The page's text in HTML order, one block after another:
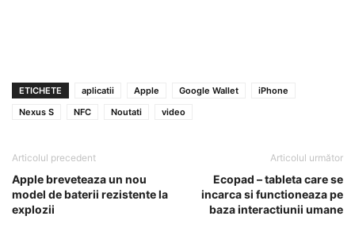
ETICHETE aplicatii Apple Google Wallet
iPhone
Nexus S
NFC Noutati video
Articolul precedent
Apple breveteaza un nou
model de baterii rezistente la
explozii
Articolul următor
Ecopad – tableta care se
incarca si functioneaza pe
baza interactiunii umane